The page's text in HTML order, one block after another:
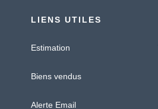
LIENS UTILES
Estimation
Biens vendus
Alerte Email